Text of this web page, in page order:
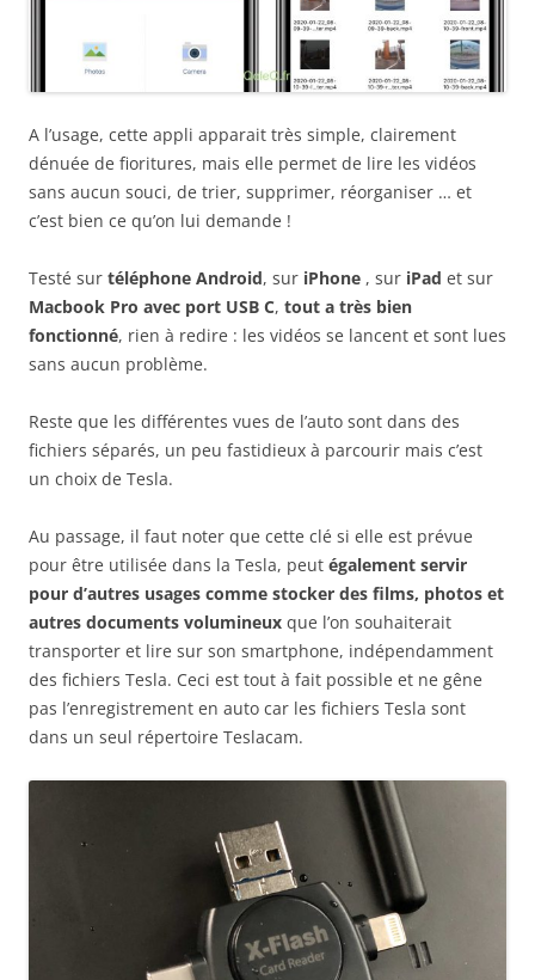
A l’usage, cette appli apparait très simple, clairement
dénuée de fioritures, mais elle permet de lire les vidéos
sans aucun souci, de trier, supprimer, réorganiser … et
c’est bien ce qu’on lui demande !
Testé sur téléphone Android, sur iPhone , sur iPad et sur
Macbook Pro avec port USB C, tout a très bien
fonctionné, rien à redire : les vidéos se lancent et sont lues
sans aucun problème.
Reste que les différentes vues de l’auto sont dans des
fichiers séparés, un peu fastidieux à parcourir mais c’est
un choix de Tesla.
Au passage, il faut noter que cette clé si elle est prévue
pour être utilisée dans la Tesla, peut également servir
pour d’autres usages comme stocker des films, photos et
autres documents volumineux que l’on souhaiterait
transporter et lire sur son smartphone, indépendamment
des fichiers Tesla. Ceci est tout à fait possible et ne gêne
pas l’enregistrement en auto car les fichiers Tesla sont
dans un seul répertoire Teslacam.